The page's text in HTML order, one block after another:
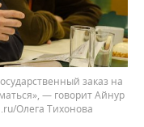
заказ на
— говорит Айнур
Олега Тихонова